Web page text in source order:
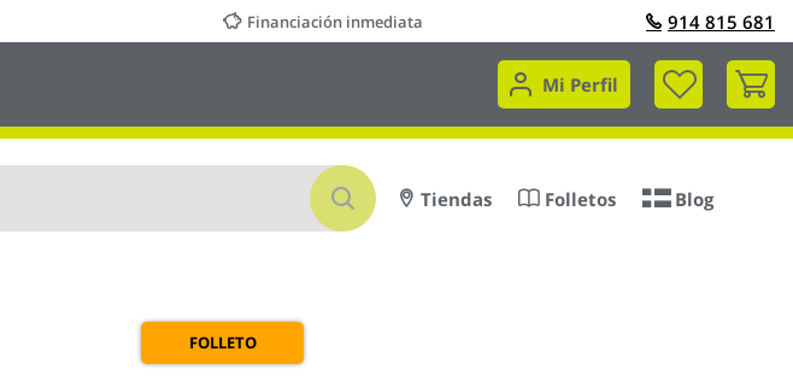
Financiación inmediata 914 815 681
Mi Perfil
Mi
Buscar
Tiendas Folletos Blog
FOLLETO